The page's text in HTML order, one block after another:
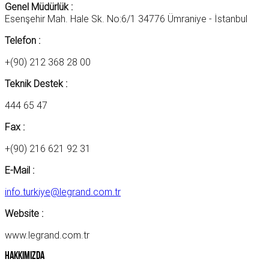
Genel Müdürlük :
Esenşehir Mah. Hale Sk. No:6/1 34776 Ümraniye - İstanbul
Telefon :
+(90) 212 368 28 00
Teknik Destek :
444 65 47
Fax :
+(90) 216 621 92 31
E-Mail :
info.turkiye@legrand.com.tr
Website :
www.legrand.com.tr
Hakkımızda